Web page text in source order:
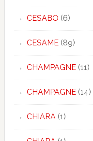
CESABO (6)
CESAME(89)
CHAMPAGNE(11)
CHAMPAGNE(14)
CHIARA(1)